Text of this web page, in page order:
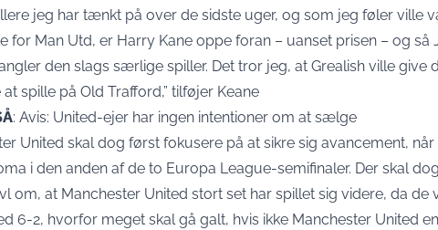
jeg har tænkt på over de sidste uger, og som jeg føler ville
for Man Utd, er Harry Kane oppe foran – uanset prisen – og så
den slags særlige spiller. Det tror jeg, at Grealish ville give
spille på Old Trafford,” tilføjer Keane
: Avis: United-ejer har ingen intentioner om at sælge
United skal dog først fokusere på at sikre sig avancement,
i den anden af de to Europa League-semifinaler. Der skal
om, at Manchester United stort set har spillet sig videre, da de
6-2, hvorfor meget skal gå galt, hvis ikke Manchester United